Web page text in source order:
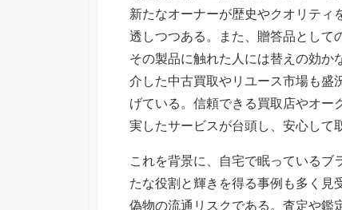
新たなオーナーが歴史やクオリテ
透しつつある。また、贈答品として
その製品に触れた人には替えの効か
介した中古買取やリユース市場も盛
げている。信頼できる買取店やオ
実したサービスが台頭し、安心して
これを背景に、自宅で眠っている
たな役割と輝きを得る事例も多く
偽物の流通リスクである。査定や鑑